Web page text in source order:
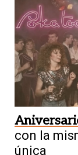
con la
única